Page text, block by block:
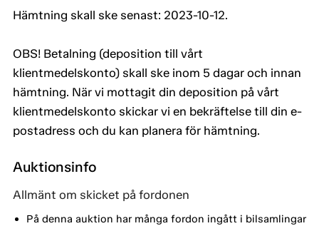
Hämtning skall ske senast: 2023-10-12.
OBS! Betalning (deposition till vårt
klientmedelskonto) skall ske inom 5 dagar och innan
hämtning. När vi mottagit din deposition på vårt
klientmedelskonto skickar vi en bekräftelse till din e-
postadress och du kan planera för hämtning.
Auktionsinfo
Allmänt om skicket på fordonen
På denna auktion har många fordon ingått i bilsamlingar